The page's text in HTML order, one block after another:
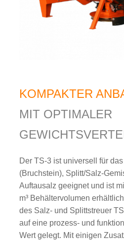
KOMPAKTER
MIT OPTIMALER
Der TS-3 ist universell für
(Bruchstein), Splitt/Salz-
Auftausalz geeignet und ist
m³ Behältervolumen
des Salz- und Splittstreuer
auf eine prozess- und
Wert gelegt. Mit einigen